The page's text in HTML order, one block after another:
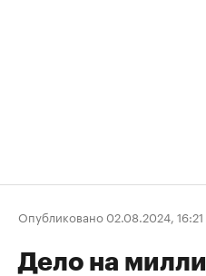
Опубликовано 02.08.2024, 16:21
Дело на